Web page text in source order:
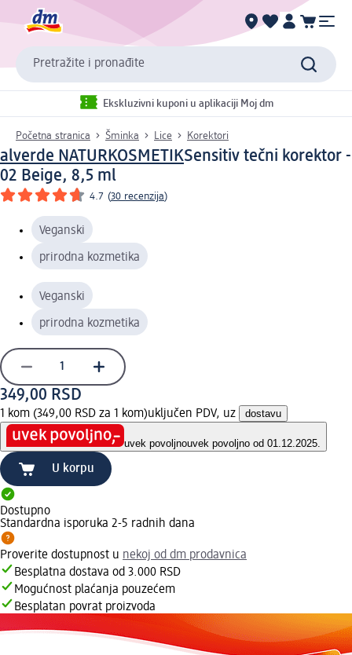
Pretražite i pronađite
Ekskluzivni kuponi u aplikaciji Moj dm
Početna stranica Šminka Lice Korektori
alverde NATURKOSMETIKSensitiv tečni korektor -
02 Beige, 8,5 ml
4.7 (30 recenzija)
Veganski
prirodna kozmetika
Veganski
prirodna kozmetika
349,00 RSD
1 kom (349,00 RSD za 1 kom)uključen PDV, uz dostavu
uvek povoljnouvek povoljno od 01.12.2025.
U korpu
Dostupno
Standardna isporuka 2-5 radnih dana
Proverite dostupnost u nekoj od dm prodavnica
Besplatna dostava od 3.000 RSD
Mogućnost plaćanja pouzećem
Besplatan povrat proizvoda